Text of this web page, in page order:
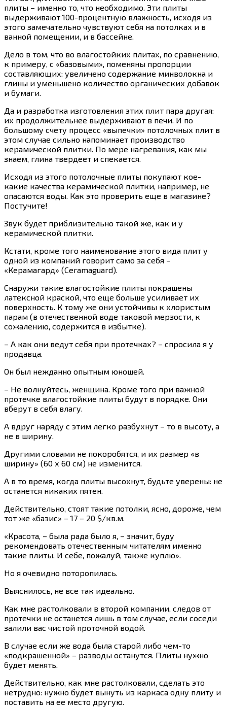
плиты – именно то, что необходимо. Эти плиты
выдерживают 100-процентную влажность, исходя из
этого замечательно чувствуют себя на потолках и в
ванной помещении, и в бассейне.
Дело в том, что во влагостойких плитах, по сравнению,
к примеру, с «базовыми», поменяны пропорции
составляющих: увеличено содержание минволокна и
глины и уменьшено количество органических добавок
и бумаги.
Да и разработка изготовления этих плит пара другая:
их продолжительнее выдерживают в печи. И по
большому счету процесс «выпечки» потолочных плит в
этом случае сильно напоминает производство
керамической плитки. По мере нагревания, как мы
знаем, глина твердеет и спекается.
Исходя из этого потолочные плиты покупают кое-
какие качества керамической плитки, например, не
опасаются воды. Как это проверить еще в магазине?
Постучите!
Звук будет приблизительно такой же, как и у
керамической плитки.
Кстати, кроме того наименование этого вида плит у
одной из компаний говорит само за себя –
«Керамагард» (Ceramaguard).
Снаружи такие влагостойкие плиты покрашены
латексной краской, что еще больше усиливает их
поверхность. К тому же они устойчивы к хлористым
парам (в отечественной воде таковой мерзости, к
сожалению, содержится в избытке).
– А как они ведут себя при протечках? – спросила я у
продавца.
Он был нежданно опытным юношей.
– Не волнуйтесь, женщина. Кроме того при важной
протечке влагостойкие плиты будут в порядке. Они
вберут в себя влагу.
А вдруг наряду с этим легко разбухнут – то в высоту, а
не в ширину.
Другими словами не покоробятся, и их размер «в
ширину» (60 х 60 см) не изменится.
А в то время, когда плиты высохнут, будьте уверены: не
останется никаких пятен.
Действительно, стоят такие потолки, ясно, дороже, чем
тот же «базис» – 17 – 20 $/кв.м.
«Красота, – была рада было я, – значит, буду
рекомендовать отечественным читателям именно
такие плиты. И себе, пожалуй, также куплю».
Но я очевидно поторопилась.
Выяснилось, не все так идеально.
Как мне растолковали в второй компании, следов от
протечки не останется лишь в том случае, если соседи
залили вас чистой проточной водой.
В случае если же вода была старой либо чем-то
«подкрашенной» – разводы останутся. Плиты нужно
будет менять.
Действительно, как мне растолковали, сделать это
нетрудно: нужно будет вынуть из каркаса одну плиту и
поставить на ее место другую.